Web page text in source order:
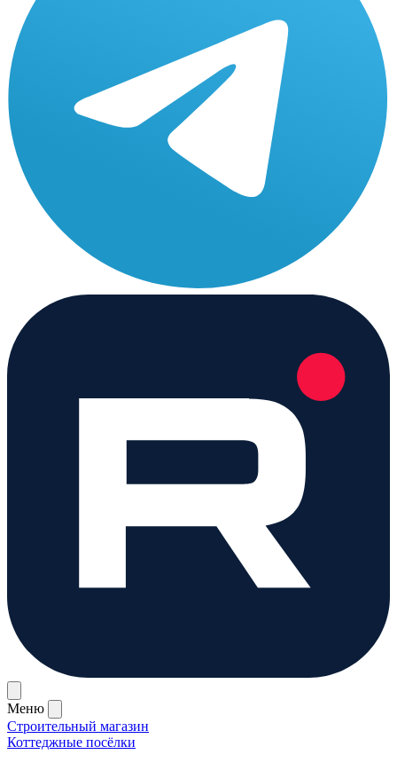
Меню
Строительный магазин
Коттеджные посёлки